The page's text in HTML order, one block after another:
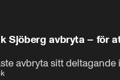
Sjöberg avbryta – för
avbryta sitt